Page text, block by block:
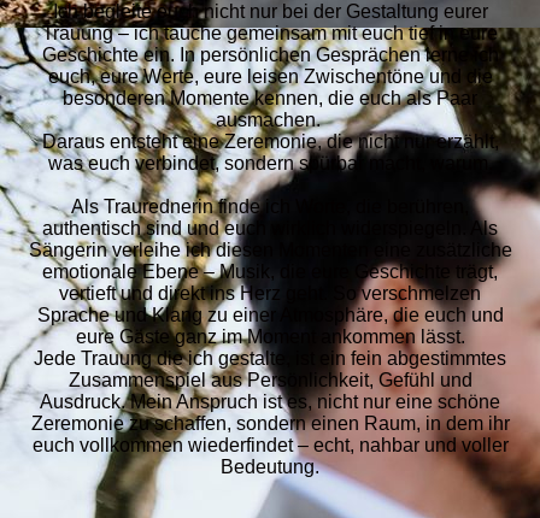
Ich begleite euch nicht nur bei der Gestaltung eurer
Trauung – ich tauche gemeinsam mit euch tief in eure
Geschichte ein. In persönlichen Gesprächen lerne ich
euch, eure Werte, eure leisen Zwischentöne und die
besonderen Momente kennen, die euch als Paar
ausmachen.
Daraus entsteht eine Zeremonie, die nicht nur erzählt,
was euch verbindet, sondern spürbar macht, warum.
Als Traurednerin finde ich Worte, die berühren,
authentisch sind und euch wirklich widerspiegeln. Als
Sängerin verleihe ich diesen Momenten eine zusätzliche
emotionale Ebene – Musik, die eure Geschichte trägt,
vertieft und direkt ins Herz geht. So verschmelzen
Sprache und Klang zu einer Atmosphäre, die euch und
eure Gäste ganz im Moment ankommen lässt.
Jede Trauung die ich gestalte, ist ein fein abgestimmtes
Zusammenspiel aus Persönlichkeit, Gefühl und
Ausdruck. Mein Anspruch ist es, nicht nur eine schöne
Zeremonie zu schaffen, sondern einen Raum, in dem ihr
euch vollkommen wiederfindet – echt, nahbar und voller
Bedeutung.